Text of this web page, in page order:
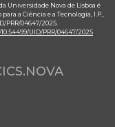
Universidade Nova de Lisboa é
a Ciência e a Tecnologia, I.P.,
PRR/04647/2025.
UID/PRR/04647/2025